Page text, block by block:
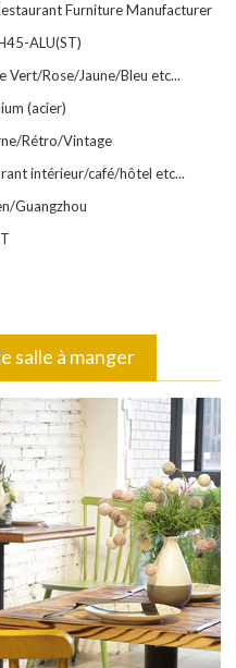
Furniture Manufacturer
ALU(ST)
Vert/Rose/Jaune/Bleu etc...
(acier)
Rétro/Vintage
intérieur/café/hôtel etc...
Guangzhou
salle à manger